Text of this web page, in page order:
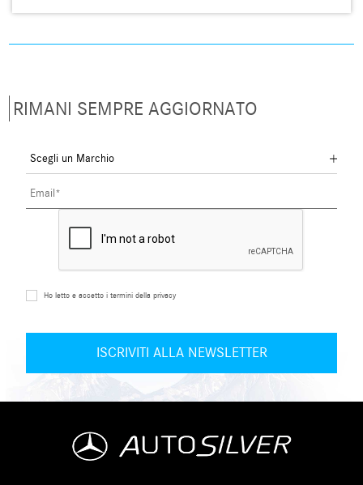
RIMANI SEMPRE AGGIORNATO
Ho letto e accetto i termini della privacy